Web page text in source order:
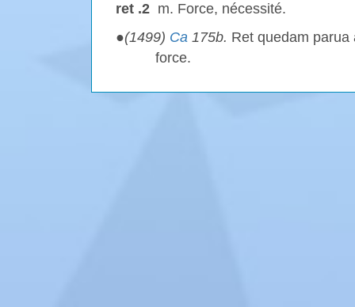
ret .2 m. Force, nécessité.
●(1499) Ca 175b. Ret quedam
force.